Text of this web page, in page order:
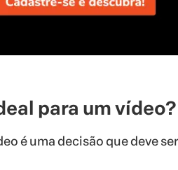
para um vídeo?
é uma decisão que deve ser